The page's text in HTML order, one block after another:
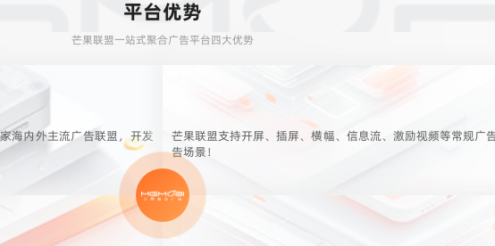
平台优势
芒果联盟一站式聚合广告平台四大优势
海内外主流广告联盟，开发
芒果联盟支持开屏、插屏、横幅、信息流、激励视频等常规广
告场景！